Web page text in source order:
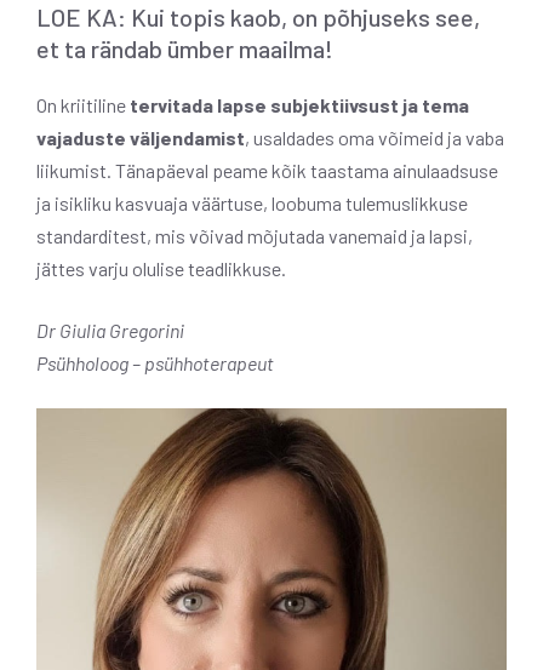
LOE KA: Kui topis kaob, on põhjuseks see,
et ta rändab ümber maailma!
On kriitiline tervitada lapse subjektiivsust ja tema
vajaduste väljendamist, usaldades oma võimeid ja vaba
liikumist. Tänapäeval peame kõik taastama ainulaadsuse
ja isikliku kasvuaja väärtuse, loobuma tulemuslikkuse
standarditest, mis võivad mõjutada vanemaid ja lapsi,
jättes varju olulise teadlikkuse.
Dr Giulia Gregorini
Psühholoog – psühhoterapeut